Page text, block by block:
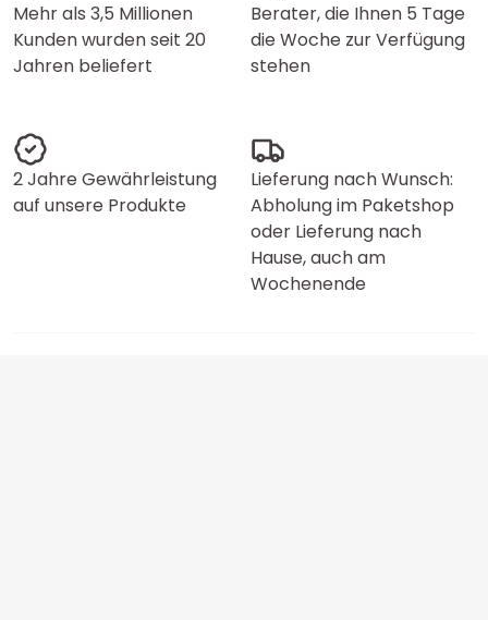
Mehr als 3,5 Millionen
Kunden wurden seit 20
Jahren beliefert
Berater, die Ihnen 5 Tage
die Woche zur Verfügung
stehen
2 Jahre Gewährleistung
auf unsere Produkte
Lieferung nach Wunsch:
Abholung im Paketshop
oder Lieferung nach
Hause, auch am
Wochenende